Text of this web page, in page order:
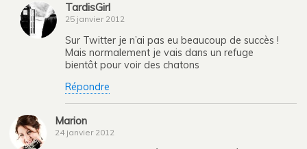
TardisGirl
25 janvier 2012
Sur Twitter je n’ai pas eu beaucoup de succès !
Mais normalement je vais dans un refuge
bientôt pour voir des chatons
Répondre
Marion
24 janvier 2012